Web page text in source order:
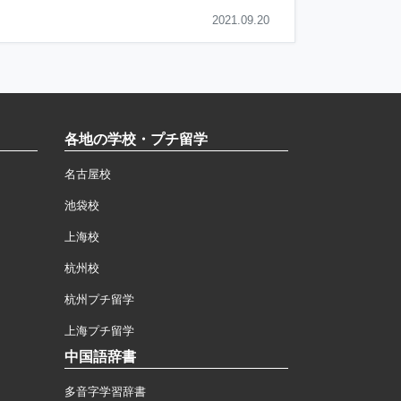
2021.09.20
各地の学校・プチ留学
名古屋校
池袋校
上海校
杭州校
杭州プチ留学
上海プチ留学
中国語辞書
多音字学習辞書